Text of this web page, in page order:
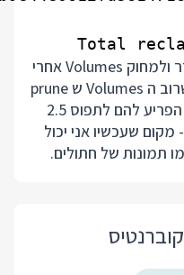
Total
בגלל שאני משתדל להיות מסודר ולמחוק Volumes אחרי
שאני יוצר אותם, אפשר לראות שרוב ה Volumes ש prune
מחק היו בכלל אנונימיים. זה לא הפריע להם לתפוס 2.5
שעכשיו אני יכול
תמונות של חתולים.